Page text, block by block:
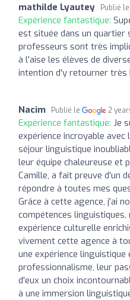
mathilde Lyautey Publié le
Expérience fantastique:
est située dans un quartier
professeurs sont très
à l'aise les élèves de
intention d'y retourner très
Nacim Publié le 2
Expérience fantastique: Je
expérience incroyable avec
séjour linguistique
leur équipe chaleureuse et
Camille, a fait preuve d'un
répondre à toutes mes
Grâce à cette agence, j'ai
compétences linguistiques,
expérience culturelle
vivement cette agence à
une expérience linguistique
professionnalisme, leur
d'eux un choix
à une immersion